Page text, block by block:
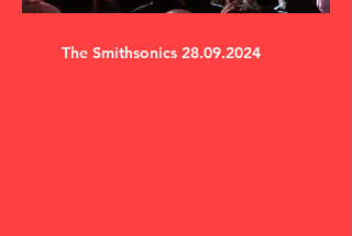
The Smithsonics 28.09.2024